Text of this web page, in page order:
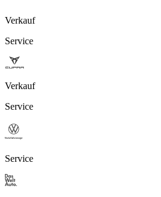
Verkauf
Service
Verkauf
Service
Service